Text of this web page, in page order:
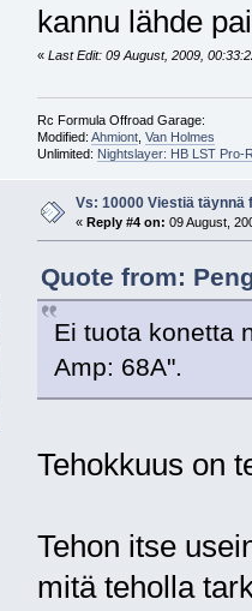
kannu lähde
« Last Edit: 09 August, 2009,
Rc Formula Offroad Garage:
Modified: Ahmiont, Van Holmes
Unlimited: Nightslayer: HB LST Pro-
Vs: 10000 Viestiä täynnä
« Reply #4 on: 09 August,
Quote from:
Ei tuota konetta
Amp: 68A".
Tehokkuus on
Tehon itse
mitä teholla